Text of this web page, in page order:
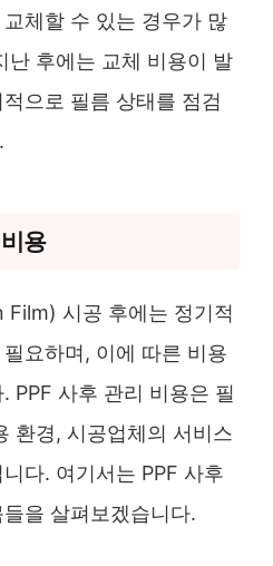
체할 수 있는 경우가 많
난 후에는 교체 비용이 발
으로 필름 상태를 점검
용
시공 후에는 정기적
요하며, 이에 따른 비용
PPF 사후 관리 비용은 필
환경, 시공업체의 서비스
다. 여기서는 PPF 사후
을 살펴보겠습니다.